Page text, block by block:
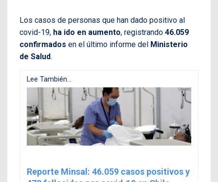
Los casos de personas que han dado positivo al
covid-19, ha ido en aumento, registrando 46.059
confirmados en el último informe del Ministerio
de Salud.
Lee También...
Reporte Minsal: 46.059 casos positivos y